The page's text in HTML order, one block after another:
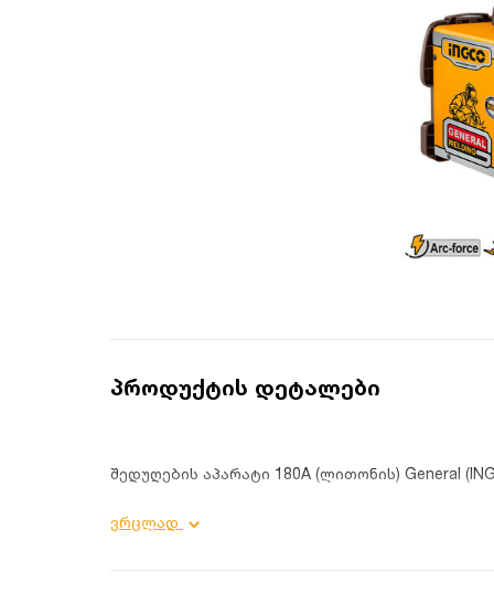
პროდუქტის დეტალები
შედუღების აპარატი 180A (ლითონის) General
დატვირთვის გარეშე ძაბვა: 77 ვ;
ვრცლად